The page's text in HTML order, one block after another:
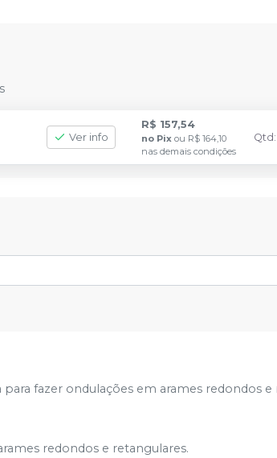
Ver info
R$ 157,54
no Pix ou R$ 164,10
nas demais condições
Qtd :
fazer ondulações em arames redondos e
redondos e retangulares.